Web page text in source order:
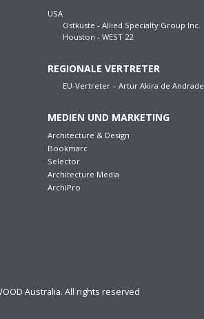
USA
Ostküste - Allied Specialty Group Inc.
Houston - WEST 22
REGIONALE VERTRETER
EU-Vertreter – Artur Akira de Andrade
MEDIEN UND MARKETING
Architecture & Design
Bookmarc
Selector
Architecture Media
ArchiPro
Australia. All rights reserved